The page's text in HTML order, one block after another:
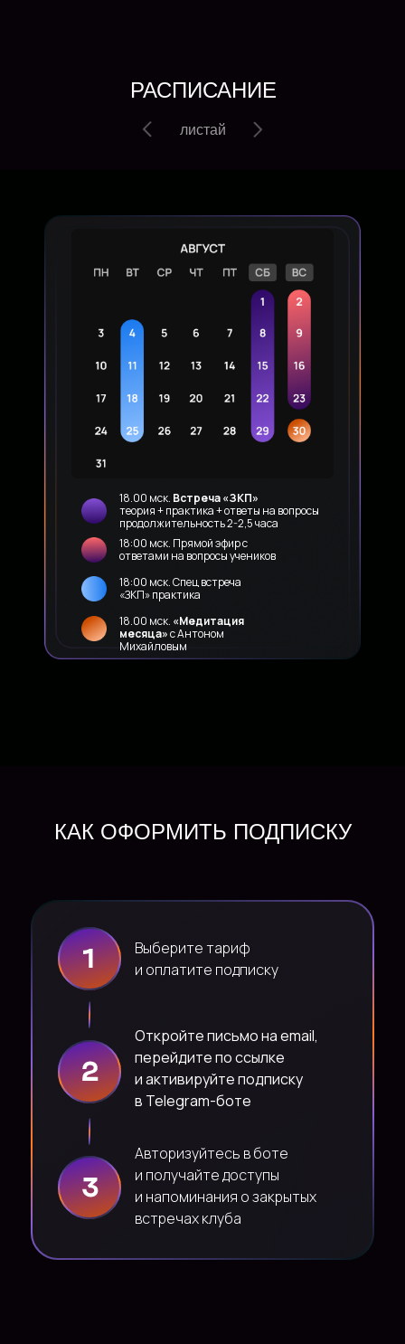
РАСПИСАНИЕ
листай
18:00 мск. Спец встреча
«ЗКП» практика
18:00 мск. Прямой эфир с
ответами на вопросы учеников
18.00 мск. Встреча «ЗКП»
теория + практика + ответы на вопросы
продолжительность 2-2,5 часа
18.00 мск. «Медитация
месяца»с Антоном
Михайловым
КАК ОФОРМИТЬ ПОДПИСКУ
Откройте письмо на email,
перейдите по ссылке
и активируйте подписку
в Telegram-боте
Выберите тариф
и оплатите подписку
Авторизуйтесь в боте
и получайте доступы
и напоминания о закрытых
встречах клуба
и наши сотрудники
ответят на все вопросы
ОСТАЛИСЬ